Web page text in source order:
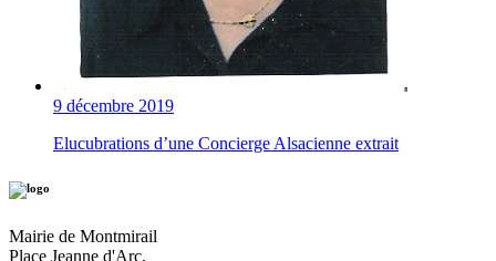
9 décembre 2019
Elucubrations d’une Concierge Alsacienne extrait
Mairie de Montmirail
Place Jeanne d'Arc,